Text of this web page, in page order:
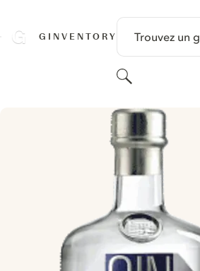
GINVENTORY Trouvez un
Rechercher